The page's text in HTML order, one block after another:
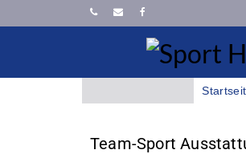
Team-Sport